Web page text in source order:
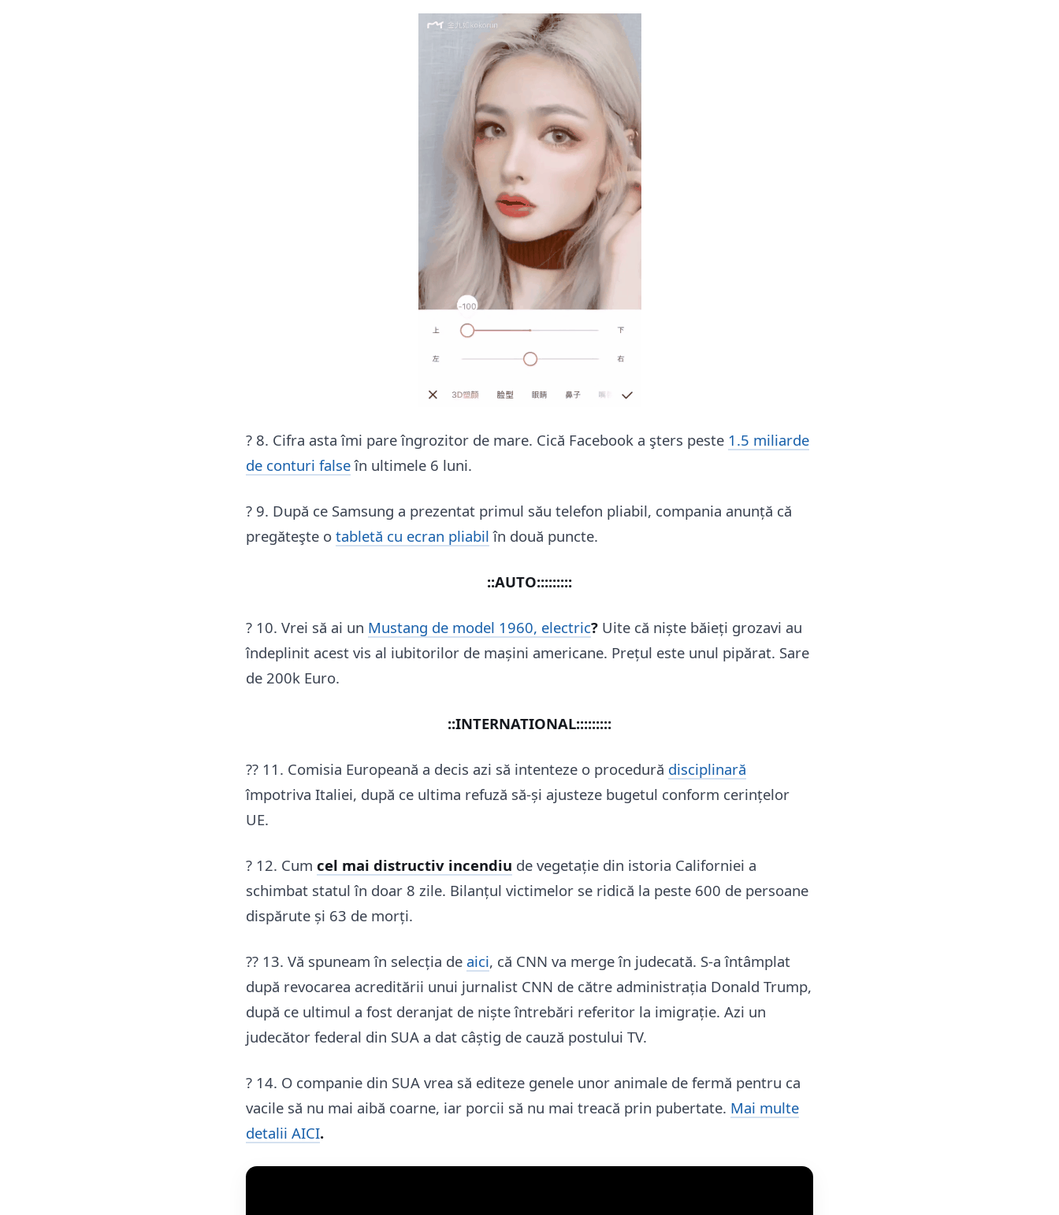
? 8. Cifra asta îmi pare îngrozitor de mare. Cică Facebook a şters peste 1.5 miliarde
de conturi falseîn ultimele 6 luni.
? 9. După ce Samsung a prezentat primul său telefon pliabil, compania anunță că
pregăteşte o tabletă cu ecran pliabil în două puncte.
::AUTO:::::::::
? 10. Vrei să ai un Mustang de model 1960, electric? Uite că niște băieți grozavi au
îndeplinit acest vis al iubitorilor de mașini americane. Prețul este unul pipărat. Sare
de 200k Euro.
::INTERNATIONAL:::::::::
?? 11. Comisia Europeană a decis azi să intenteze o procedură disciplinară
împotriva Italiei, după ce ultima refuză să-și ajusteze bugetul conform cerințelor
UE.
? 12. Cum cel mai distructiv incendiu de vegetație din istoria Californiei a
schimbat statul în doar 8 zile. Bilanțul victimelor se ridică la peste 600 de persoane
dispărute și 63 de morți.
?? 13. Vă spuneam în selecția de aici, că CNN va merge în judecată. S-a întâmplat
după revocarea acreditării unui jurnalist CNN de către administrația Donald Trump,
după ce ultimul a fost deranjat de niște întrebări referitor la imigrație. Azi un
judecător federal din SUA a dat câștig de cauză postului TV.
? 14. O companie din SUA vrea să editeze genele unor animale de fermă pentru ca
vacile să nu mai aibă coarne, iar porcii să nu mai treacă prin pubertate. Mai multe
detalii AICI.